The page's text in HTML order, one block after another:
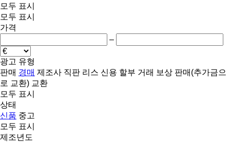
모두 표시
모두 표시
가격
–
광고 유형
판매 경매 제조사 직판 리스 신용 할부 거래 보상 판매(추가금으
로 교환) 교환
모두 표시
상태
신품 중고
모두 표시
제조년도